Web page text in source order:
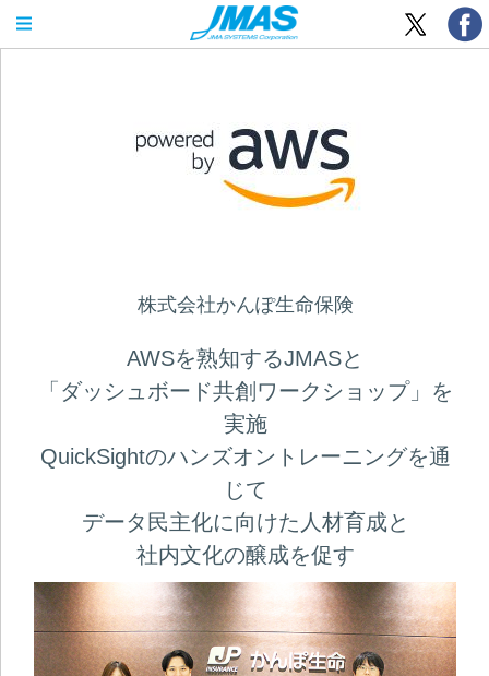
株式会社かんぽ生命保険
AWSを熟知するJMASと
「ダッシュボード共創ワークショップ」を
実施
QuickSightのハンズオントレーニングを通
じて
データ民主化に向けた人材育成と
社内文化の醸成を促す